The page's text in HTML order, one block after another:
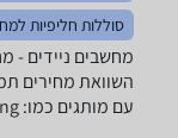
סוללות חליפיות
השוואת מחירים
עם מותגים כמו: Dell, Lenovo, Apple, Asus, Samsung ועוד.